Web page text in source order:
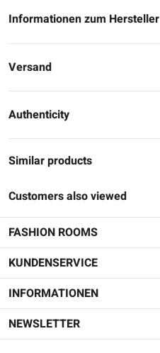
Informationen zum Hersteller
Versand
Authenticity
Similar products
Customers also viewed
FASHION ROOMS
KUNDENSERVICE
INFORMATIONEN
NEWSLETTER